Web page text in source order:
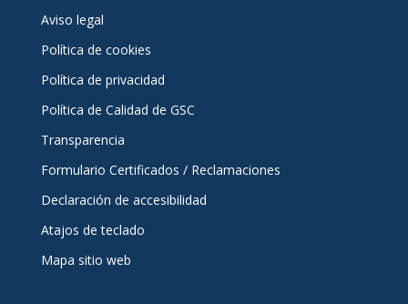
Aviso legal
Política de cookies
Política de privacidad
Política de Calidad de GSC
Transparencia
Formulario Certificados / Reclamaciones
Declaración de accesibilidad
Atajos de teclado
Mapa sitio web